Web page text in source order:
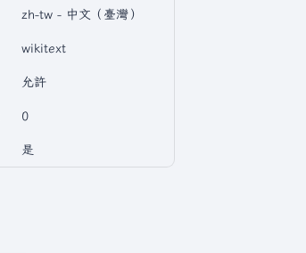
zh-tw - 中文（臺灣）
wikitext
允許
0
是